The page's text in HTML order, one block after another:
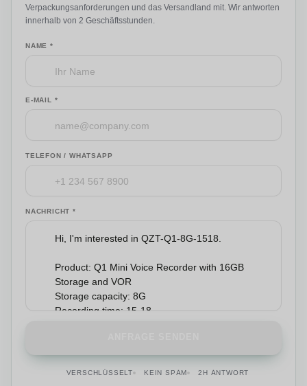
Verpackungsanforderungen und das Versandland mit. Wir antworten
innerhalb von 2 Geschäftsstunden.
NAME *
E-MAIL *
TELEFON / WHATSAPP
NACHRICHT *
VERSCHLÜSSELT KEIN SPAM 2H ANTWORT